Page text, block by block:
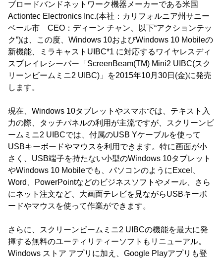
ブロードバンドネットワーク機器メーカーである米国
Actiontec Electronics Inc.(本社：カリフォルニア州サニー
ベール市 CEO：ディーン チャン、以下“アクションテッ
ク”)は、この度、Windows 10およびWindows 10 Mobileの
新機能、ミラキャストUIBC*1 に対応するワイヤレスディ
スプレイレシーバー「ScreenBeam(TM) Mini2 UIBC(スク
リーンビームミニ2 UIBC)」を2015年10月30日(金)に発売
します。
現在、Windows 10タブレットやスマホでは、テキスト入
力の際、タッチパネルの利用が主流ですが、スクリーンビ
ームミニ2 UIBCでは、付属のUSB Yケーブルを使って
USBキーボードやマウスを利用できます。特に画面が小
さく、USB端子を持たない小型のWindows 10タブレット
やWindows 10 Mobileでも、パソコンのようにExcel、
Word、PowerPointなどのビジネスソフトやメール、さら
にネット注文など、大画面テレビを見ながらUSBキーボ
ードやマウスを使って作業ができます。
さらに、スクリーンビームミニ2 UIBCの機能を最大に発
揮する無料のユーティリティーソフトもリニューアル。
Windows ストア アプリに加え、Google Playアプリも登